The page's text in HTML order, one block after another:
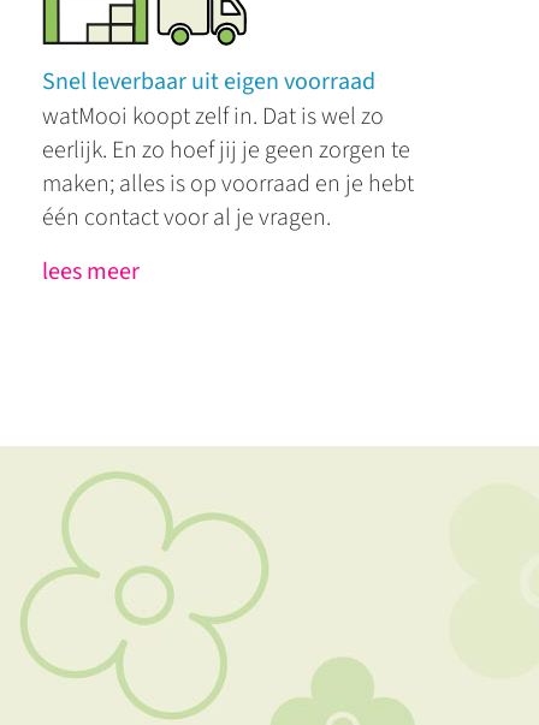
Snel leverbaar uit eigen voorraad
watMooi koopt zelf in. Dat is wel zo
eerlijk. En zo hoef jij je geen zorgen te
maken; alles is op voorraad en je hebt
één contact voor al je vragen.
lees meer